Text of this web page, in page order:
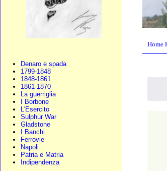
Denaro e spada
1799-1848
1848-1861
1861-1870
La guerriglia
I Borbone
L'Esercito
Sulphur War
Gladstone
I Banchi
Ferrovie
Napoli
Patria e Matria
Indipendenza
Home